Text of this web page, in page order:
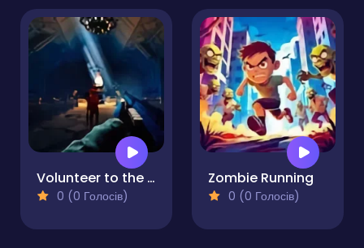
Volunteer to the Darkness
0 (0 Голосів)
Zombie Running
0 (0 Голосів)